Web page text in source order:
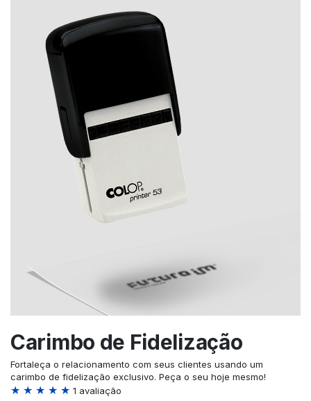
Carimbo de Fidelização
Fortaleça o relacionamento com seus clientes usando um
carimbo de fidelização exclusivo. Peça o seu hoje mesmo!
★ ★ ★ ★ ★ 1 avaliação